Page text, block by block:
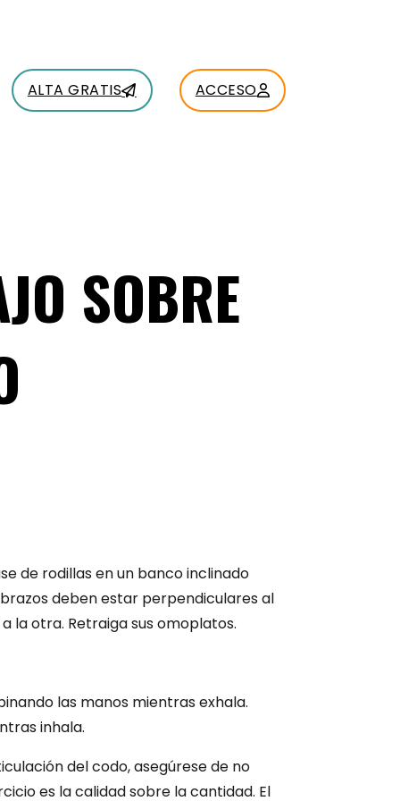
ALTA GRATIS ACCESO
SOBRE
de rodillas en un banco inclinado
deben estar perpendiculares al
la otra. Retraiga sus omoplatos.
las manos mientras exhala.
inhala.
del codo, asegúrese de no
es la calidad sobre la cantidad. El